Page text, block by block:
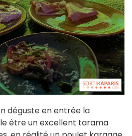
déguste en entrée la
être un excellent tarama